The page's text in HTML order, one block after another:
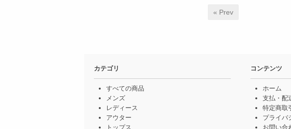
« Prev
カテゴリ
すべての商品
メンズ
レディース
アウター
トップス
コンテンツ
ホーム
支払・配
特定商取
プライバ
お問い合